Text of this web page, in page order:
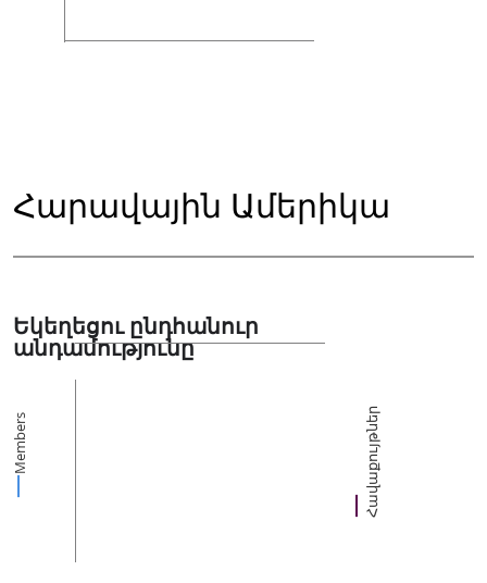
Հարավային Ամերիկա
Եկեղեցու ընդհանուր
անդամությունը
Members Հավաքույթներ